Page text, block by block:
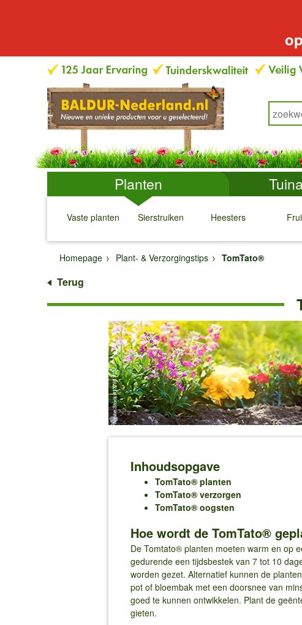
Planten
Vaste planten
↓
Sierstruiken
↓
Heesters
↓ ↓
Homepage
Plant- & Verzorgingstips TomTato®
Terug
Inhoudsopgave
TomTato® planten
TomTato® verzorgen
TomTato® oogsten
Hoe wordt de TomTato®
De Tomtato® planten moeten warm en op
gedurende een tijdsbestek van 7 tot 10
worden gezet. Alternatief kunnen de
pot of bloembak met een doorsnee van
goed te kunnen ontwikkelen. Plant de
gieten.